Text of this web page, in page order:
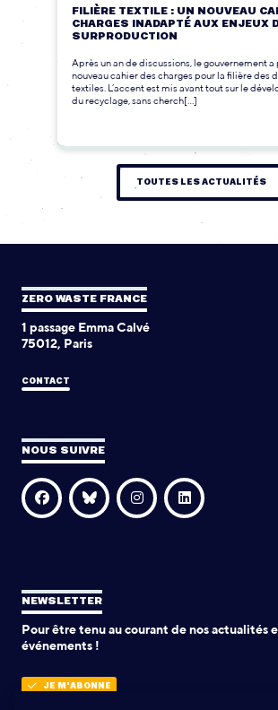
FILIÈRE TEXTILE : UN NOUVEAU
CHARGES INADAPTÉ AUX ENJEUX
SURPRODUCTION
Après un an de discussions, le gouvernement a
nouveau cahier des charges pour la filière des
textiles. L’accent est mis avant tout sur le
du recyclage, sans cherch[...]
TOUTES LES ACTUALITÉS
ZERO WASTE FRANCE
1 passage Emma Calvé
75012, Paris
CONTACT
NOUS SUIVRE
NEWSLETTER
Pour être tenu au courant de nos actualités
événements !
JE M'ABONNE